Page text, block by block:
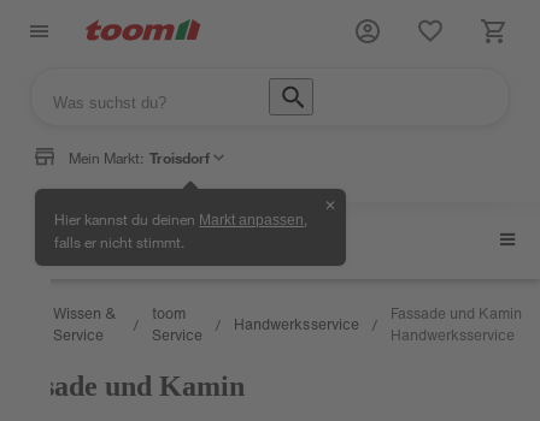
Mein Markt: Troisdorf
Hier kannst du deinen Markt anpassen
falls er nicht stimmt.
✕
Fassade und Kamin
Wissen &
Service
/
toom
Service
/ Handwerksservice /
Fassade und Kamin
Handwerksservice
Fassade und Kamin